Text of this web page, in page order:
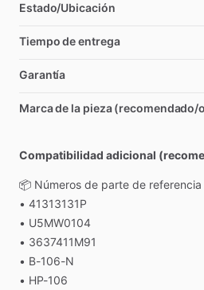
Estado/Ubicación
Tiempo de entrega
Garantía
Marca de la pieza (recomendado/
Compatibilidad adicional
📦 Números de parte de referencia
• 41313131P
• U5MW0104
• 3637411M91
• B-106-N
• HP-106